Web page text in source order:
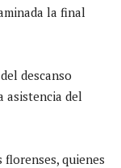
la final
descanso
asistencia del
quienes